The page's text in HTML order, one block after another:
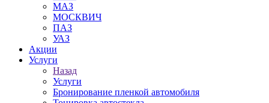
МАЗ
МОСКВИЧ
ПАЗ
УАЗ
Акции
Услуги
Назад
Услуги
Бронирование пленкой автомобиля